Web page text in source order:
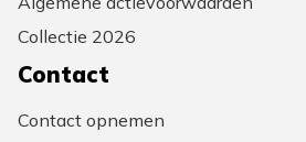
Collectie 2026
Contact
Contact opnemen